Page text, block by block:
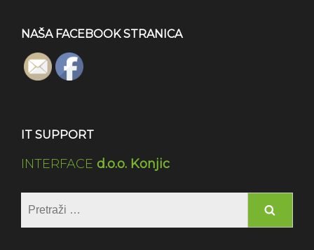
NAŠA FACEBOOK STRANICA
IT SUPPORT
INTERFACE d.o.o. Konjic